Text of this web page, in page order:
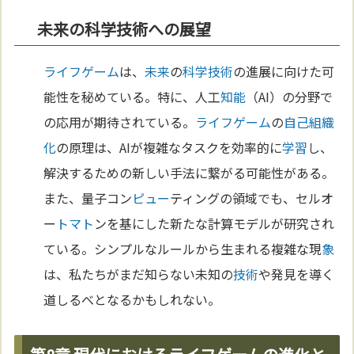
未来の科学技術への展望
ライフゲームは、未来の科学技術の進展に向けた可
能性を秘めている。特に、人工知能 （AI）の分野で
の応用が期待されている。 ライフゲームの自己組織
化の原理は、AIが複雑なタスクを効率的に学習し、
解決するための新しい手法に繋がる可能性がある。
また、量子コンピューティングの領域でも、セルオ
ー トマトンを基にした新たな計算モデルが研究され
ている。シンプルなルールから生まれる複雑な現象
は、私たちがまだ知らない未知の技術や発見を導く
道しるべとなるかもしれない。